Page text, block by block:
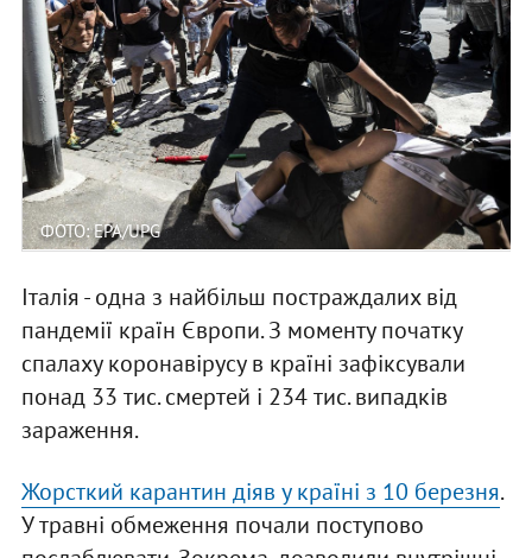
ФОТО: EPA/UPG
Італія - одна з найбільш постраждалих від
пандемії країн Європи. З моменту початку
спалаху коронавірусу в країні зафіксували
понад 33 тис. смертей і 234 тис. випадків
зараження.
Жорсткий карантин діяв у країні з 10 березня.
У травні обмеження почали поступово